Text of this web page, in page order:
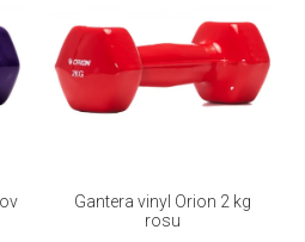
Gantera vinyl Orion 2 kg
rosu